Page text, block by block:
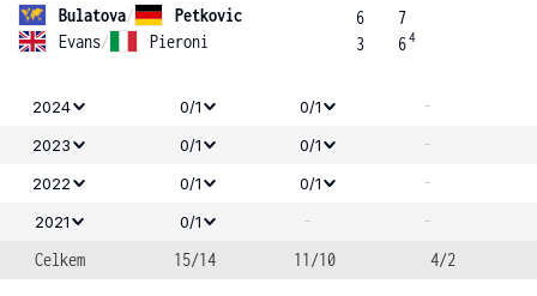
Bulatova/
Petkovic
Evans/ Pieroni
6
3
7
64
2024 0/1 0/1 -
2023 0/1 0/1 -
2022 0/1 0/1 -
2021 0/1 -
-
Celkem
15/14 11/10 4/2